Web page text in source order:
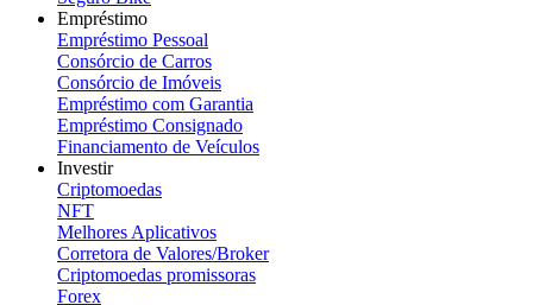
Empréstimo
Empréstimo Pessoal
Consórcio de Carros
Consórcio de Imóveis
Empréstimo com Garantia
Empréstimo Consignado
Financiamento de Veículos
Investir
Criptomoedas
NFT
Melhores Aplicativos
Corretora de Valores/Broker
Criptomoedas promissoras
Forex